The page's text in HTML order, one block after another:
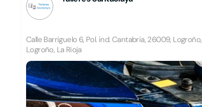
Calle Barriguelo 6, Pol. ind. Cantabria, 26009, Logroño,
Logroño, La Rioja